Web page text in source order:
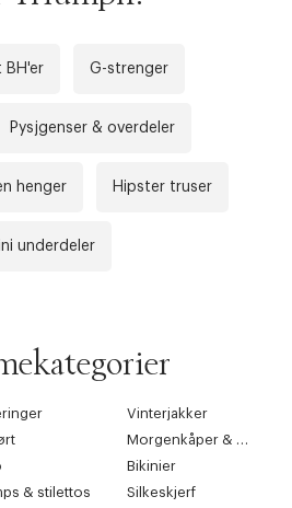
BH'er G-strenger
Pysjgenser & overdeler
henger Hipster truser
underdeler
Vinterjakker
Morgenkåper & kimonoer
Bikinier
& stilettos
Silkeskjerf